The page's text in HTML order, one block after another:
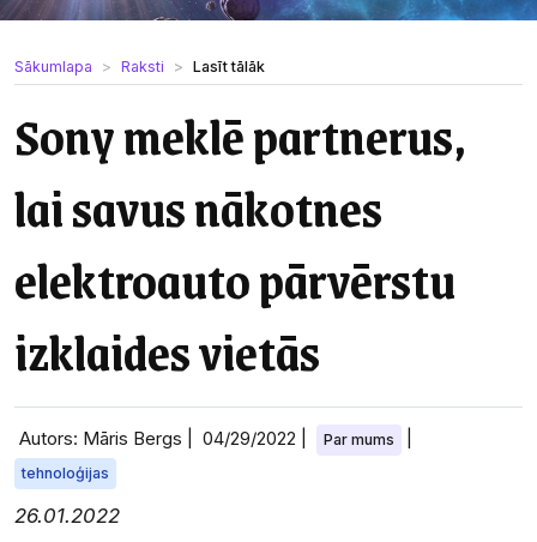
Sākumlapa Raksti Lasīt tālāk
Sony meklē partnerus,
lai savus nākotnes
elektroauto pārvērstu
izklaides vietās
Autors: Māris Bergs | 04/29/2022 Par mums
tehnoloģijas
26.01.2022